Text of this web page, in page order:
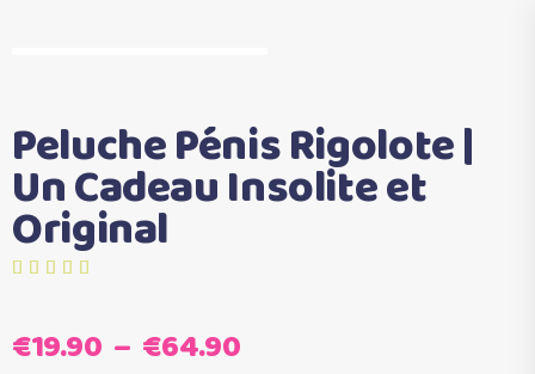
Peluche Pénis Rigolote |
Un Cadeau Insolite et
Original
€19.90 – €64.90Plage